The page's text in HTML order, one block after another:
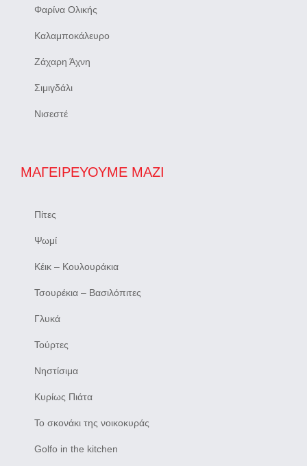
Φαρίνα Ολικής
Καλαμποκάλευρο
Ζάχαρη Άχνη
Σιμιγδάλι
Νισεστέ
ΜΑΓΕΙΡΕΎΟΥΜΕ ΜΑΖΊ
Πίτες
Ψωμί
Κέικ – Κουλουράκια
Τσουρέκια – Βασιλόπιτες
Γλυκά
Τούρτες
Νηστίσιμα
Κυρίως Πιάτα
Το σκονάκι της νοικοκυράς
Golfo in the kitchen